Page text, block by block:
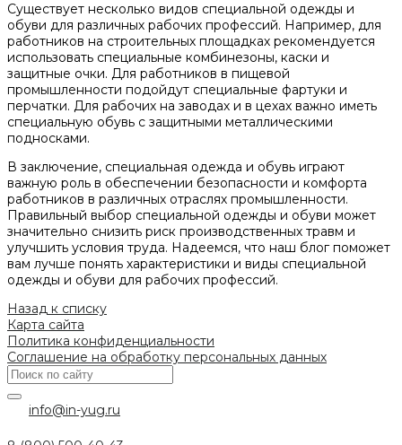
Существует несколько видов специальной одежды и
обуви для различных рабочих профессий. Например, для
работников на строительных площадках рекомендуется
использовать специальные комбинезоны, каски и
защитные очки. Для работников в пищевой
промышленности подойдут специальные фартуки и
перчатки. Для рабочих на заводах и в цехах важно иметь
специальную обувь с защитными металлическими
подносками.
В заключение, специальная одежда и обувь играют
важную роль в обеспечении безопасности и комфорта
работников в различных отраслях промышленности.
Правильный выбор специальной одежды и обуви может
значительно снизить риск производственных травм и
улучшить условия труда. Надеемся, что наш блог поможет
вам лучше понять характеристики и виды специальной
одежды и обуви для рабочих профессий.
Назад к списку
Карта сайта
Политика конфиденциальности
Соглашение на обработку персональных данных
info@in-yug.ru